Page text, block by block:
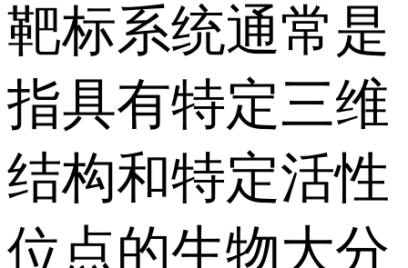
靶标系统通常是
指具有特定三维
结构和特定活性
位点的生物大分